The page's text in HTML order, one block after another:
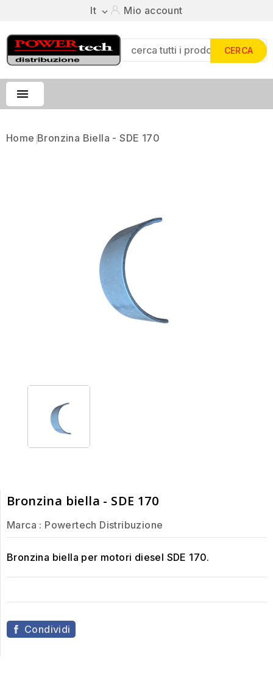
It  Mio account
CERCA

Home Bronzina Biella - SDE 170
Bronzina biella - SDE 170
Marca : Powertech Distribuzione
Bronzina biella per motori diesel SDE 170.
Condividi